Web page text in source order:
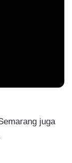
juga